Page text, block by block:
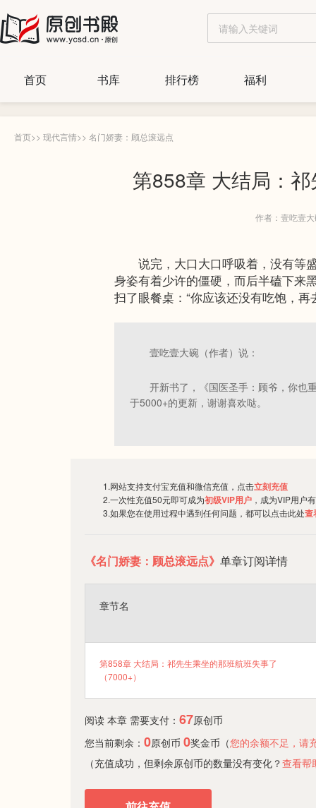
首页 书库 排行榜 福利
首页>> 现代言情>> 名门娇妻：顾总滚远点
第858章 大结局：
作者：壹吃壹
说完，大口大口呼吸着，没有等盛
身姿有着少许的僵硬，而后半磕下来
扫了眼餐桌：“你应该还没有吃饱，再
壹吃壹大碗（作者）说：
开新书了，《国医圣手：顾爷，你也
于5000+的更新，谢谢喜欢哒。
1.网站支持支付宝充值和微信充值，点击立刻充值
2.一次性充值50元即可成为初级VIP用户 ，成为VIP用户
3.如果您在使用过程中遇到任何问题，都可以点击此处查
《名门娇妻：顾总滚远点》 单章订阅详情
章节名
第858章 大结局：祁先生乘坐的那班航班失事了
（7000+）
阅读 本章 需要支付： 67原创币
您当前剩余： 0原创币 0奖金币（您的余额不足，请
（充值成功，但剩余原创币的数量没有变化？查看帮